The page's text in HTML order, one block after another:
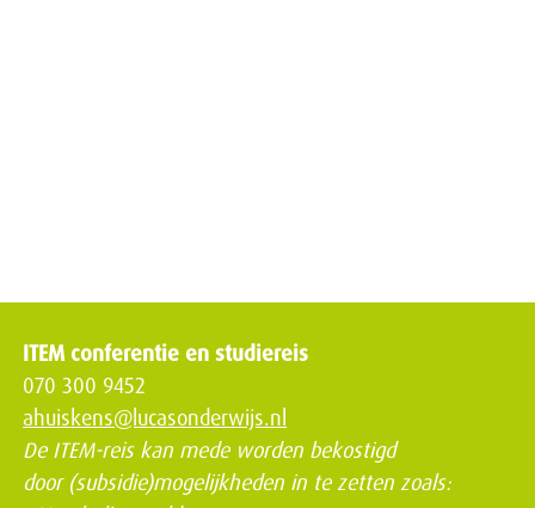
ITEM conferentie en studiereis
070 300 9452
ahuiskens@lucasonderwijs.nl
De ITEM-reis kan mede worden bekostigd
door (subsidie)mogelijkheden in te zetten zoals: